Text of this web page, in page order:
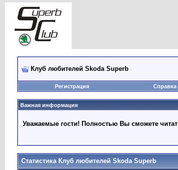
Клуб любителей Skoda Superb
Регистрация
Справка
Важная информация
Уважаемые гости! Полностью Вы сможете
Статистика Клуб любителей Skoda Superb